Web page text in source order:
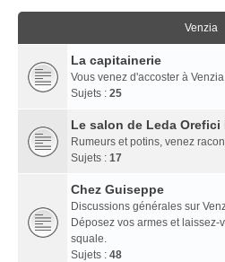
Venzia
La capitainerie
Vous venez d'accoster à
Sujets : 25
Le salon de Leda Orefici
Rumeurs et potins, venez
Sujets : 17
Chez Guiseppe
Discussions générales sur
Déposez vos armes et
squale.
Sujets : 48